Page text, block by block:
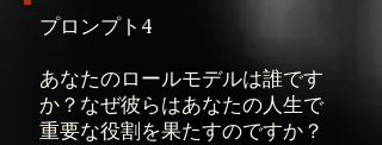
プロンプト4
あなたのロールモデルは誰です
か？なぜ彼らはあなたの人生で
重要な役割を果たすのですか？